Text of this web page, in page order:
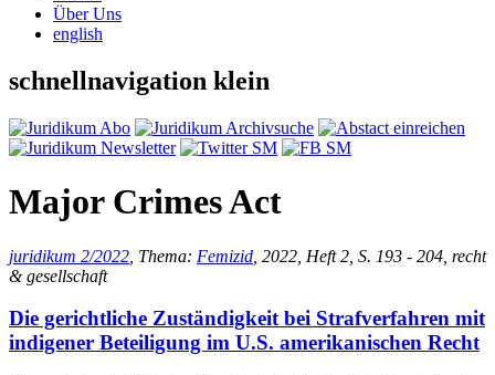
Über Uns
english
schnellnavigation klein
Major Crimes Act
juridikum 2/2022 , Thema: Femizid , 2022, Heft 2, S. 193 - 204, recht
& gesellschaft
Die gerichtliche Zuständigkeit bei Strafverfahren mit
indigener Beteiligung im U.S. amerikanischen Recht